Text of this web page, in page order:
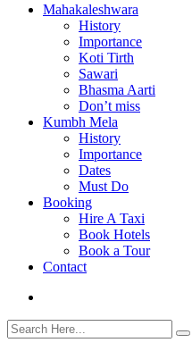
Mahakaleshwara
History
Importance
Koti Tirth
Sawari
Bhasma Aarti
Don’t miss
Kumbh Mela
History
Importance
Dates
Must Do
Booking
Hire A Taxi
Book Hotels
Book a Tour
Contact